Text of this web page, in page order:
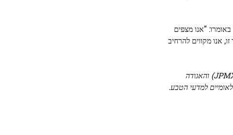
"אנו מצפים
אנו מקווים להרחיב
מחקר זה מומן על ידי משרד החינוך, התרבות, הספורט, המדע והטכנולוגיה יפן (מענקים JPMXP1222MS0008 ו-JPMXP1223MS0001) והאגודה